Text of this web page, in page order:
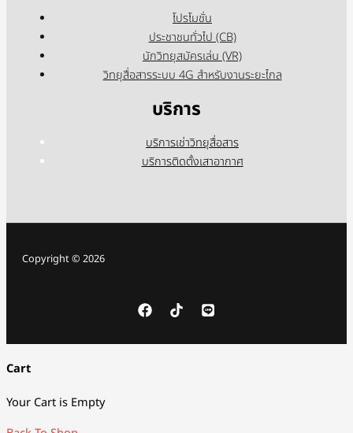
โปรโมชั่น
ประชาชนทั่วไป (CB)
นักวิทยุสมัครเล่น (VR)
วิทยุสื่อสารระบบ 4G สำหรับงานระยะไกล
บริการ
บริการเช่าวิทยุสื่อสาร
บริการติดตั้งเสาอากาศ
Copyright © 2026
Cart
Your Cart is Empty